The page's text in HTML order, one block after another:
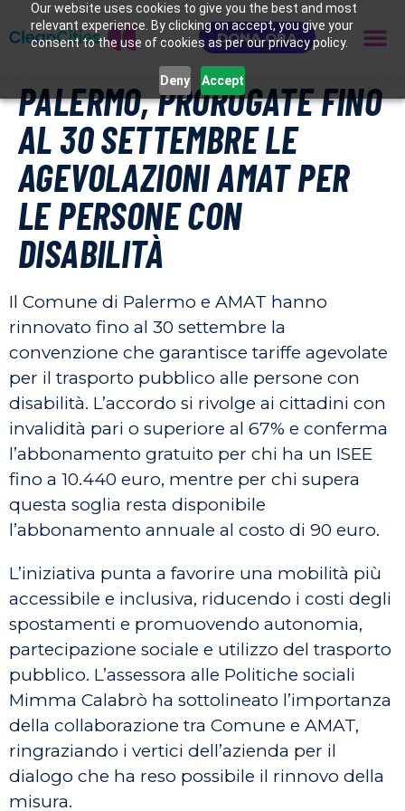
Our website uses cookies to give you the best and most
relevant experience. By clicking on accept, you give your
consent to the use of cookies as per our privacy policy.
Deny Accept
DONA ORA
PALERMO, PROROGATE FINO
AL 30 SETTEMBRE LE
AGEVOLAZIONI AMAT PER
LE PERSONE CON
DISABILITÀ
Il Comune di Palermo e AMAT hanno
rinnovato fino al 30 settembre la
convenzione che garantisce tariffe agevolate
per il trasporto pubblico alle persone con
disabilità. L’accordo si rivolge ai cittadini con
invalidità pari o superiore al 67% e conferma
l’abbonamento gratuito per chi ha un ISEE
fino a 10.440 euro, mentre per chi supera
questa soglia resta disponibile
l’abbonamento annuale al costo di 90 euro.
L’iniziativa punta a favorire una mobilità più
accessibile e inclusiva, riducendo i costi degli
spostamenti e promuovendo autonomia,
partecipazione sociale e utilizzo del trasporto
pubblico. L’assessora alle Politiche sociali
Mimma Calabrò ha sottolineato l’importanza
della collaborazione tra Comune e AMAT,
ringraziando i vertici dell’azienda per il
dialogo che ha reso possibile il rinnovo della
misura.